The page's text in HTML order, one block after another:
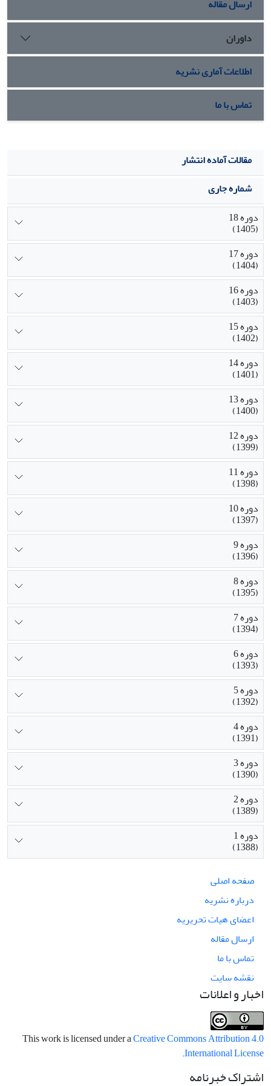
ارسال مقاله
داوران
اطلاعات آماری نشریه
تماس با ما
مقالات آماده انتشار
شماره جاری
دوره 18
(1405)
دوره 17
(1404)
دوره 16
(1403)
دوره 15
(1402)
دوره 14
(1401)
دوره 13
(1400)
دوره 12
(1399)
دوره 11
(1398)
دوره 10
(1397)
دوره 9
(1396)
دوره 8
(1395)
دوره 7
(1394)
دوره 6
(1393)
دوره 5
(1392)
دوره 4
(1391)
دوره 3
(1390)
دوره 2
(1389)
دوره 1
(1388)
صفحه اصلی
درباره نشریه
اعضای هیات تحریریه
ارسال مقاله
تماس با ما
نقشه سایت
اخبار و اعلانات
This work is licensed under aCreative Commons Attribution 4.0
International License
.
اشتراک خبرنامه